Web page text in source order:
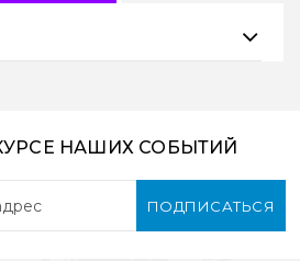
НАШИХ СОБЫТИЙ
ПОДПИСАТЬСЯ